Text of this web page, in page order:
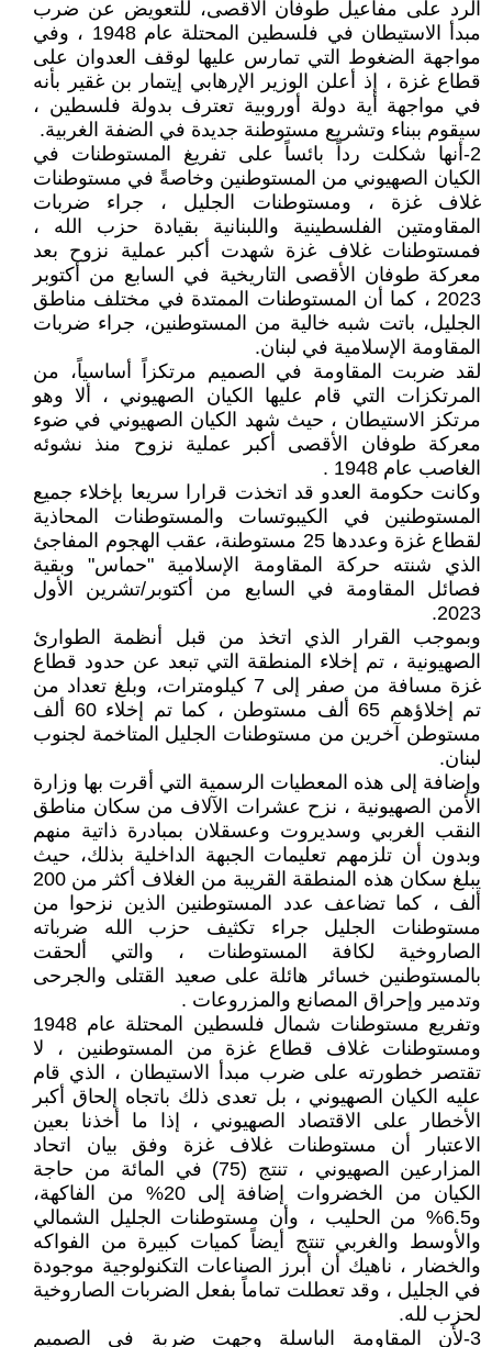
الرد على مفاعيل طوفان الأقصى، للتعويض عن ضرب
مبدأ الاستيطان في فلسطين المحتلة عام 1948 ، وفي
مواجهة الضغوط التي تمارس عليها لوقف العدوان على
قطاع غزة ، إذ أعلن الوزير الإرهابي إيتمار بن غقير بأنه
في مواجهة أية دولة أوروبية تعترف بدولة فلسطين ،
سيقوم ببناء وتشريع مستوطنة جديدة في الضفة الغربية.
2-أنها شكلت رداً بائساً على تفريغ المستوطنات في
الكيان الصهيوني من المستوطنين وخاصةً في مستوطنات
غلاف غزة ، ومستوطنات الجليل ، جراء ضربات
المقاومتين الفلسطينية واللبنانية بقيادة حزب الله ،
فمستوطنات غلاف غزة شهدت أكبر عملية نزوح بعد
معركة طوفان الأقصى التاريخية في السابع من أكتوبر
2023 ، كما أن المستوطنات الممتدة في مختلف مناطق
الجليل، باتت شبه خالية من المستوطنين، جراء ضربات
المقاومة الإسلامية في لبنان.
لقد ضربت المقاومة في الصميم مرتكزاً أساسياً، من
المرتكزات التي قام عليها الكيان الصهيوني ، ألا وهو
مرتكز الاستيطان ، حيث شهد الكيان الصهيوني في ضوء
معركة طوفان الأقصى أكبر عملية نزوح منذ نشوئه
الغاصب عام 1948 .
وكانت حكومة العدو قد اتخذت قرارا سريعا بإخلاء جميع
المستوطنين في الكيبوتسات والمستوطنات المحاذية
لقطاع غزة وعددها 25 مستوطنة، عقب الهجوم المفاجئ
الذي شنته حركة المقاومة الإسلامية "حماس" وبقية
فصائل المقاومة في السابع من أكتوبر/تشرين الأول
2023.
وبموجب القرار الذي اتخذ من قبل أنظمة الطوارئ
الصهيونية ، تم إخلاء المنطقة التي تبعد عن حدود قطاع
غزة مسافة من صفر إلى 7 كيلومترات، وبلغ تعداد من
تم إخلاؤهم 65 ألف مستوطن ، كما تم إخلاء 60 ألف
مستوطن آخرين من مستوطنات الجليل المتاخمة لجنوب
لبنان.
وإضافة إلى هذه المعطيات الرسمية التي أقرت بها وزارة
الأمن الصهيونية ، نزح عشرات الآلاف من سكان مناطق
النقب الغربي وسديروت وعسقلان بمبادرة ذاتية منهم
وبدون أن تلزمهم تعليمات الجبهة الداخلية بذلك، حيث
يبلغ سكان هذه المنطقة القريبة من الغلاف أكثر من 200
ألف ، كما تضاعف عدد المستوطنين الذين نزحوا من
مستوطنات الجليل جراء تكثيف حزب الله ضرباته
الصاروخية لكافة المستوطنات ، والتي ألحقت
بالمستوطنين خسائر هائلة على صعيد القتلى والجرحى
وتدمير وإحراق المصانع والمزروعات .
وتفريع مستوطنات شمال فلسطين المحتلة عام 1948
ومستوطنات غلاف قطاع غزة من المستوطنين ، لا
تقتصر خطورته على ضرب مبدأ الاستيطان ، الذي قام
عليه الكيان الصهيوني ، بل تعدى ذلك باتجاه إلحاق أكبر
الأخطار على الاقتصاد الصهيوني ، إذا ما أخذنا بعين
الاعتبار أن مستوطنات غلاف غزة وفق بيان اتحاد
المزارعين الصهيوني ، تنتج (75) في المائة من حاجة
الكيان من الخضروات إضافة إلى 20% من الفاكهة،
و6.5% من الحليب ، وأن مستوطنات الجليل الشمالي
والأوسط والغربي تنتج أيضاً كميات كبيرة من الفواكه
والخضار ، ناهيك أن أبرز الصناعات التكنولوجية موجودة
في الجليل ، وقد تعطلت تماماً بفعل الضربات الصاروخية
لحزب لله.
3-لأن المقاومة الباسلة وجهت ضربة في الصميم